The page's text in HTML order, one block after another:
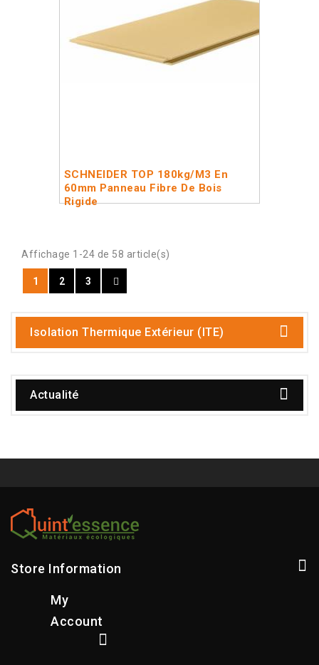
SCHNEIDER TOP 180kg/m3 En
60mm Panneau Fibre De Bois
Rigide
Affichage 1-24 de 58 article(s)
1 2 3
Isolation Thermique Extérieur (ITE)
Actualité
Store Information
My
Account